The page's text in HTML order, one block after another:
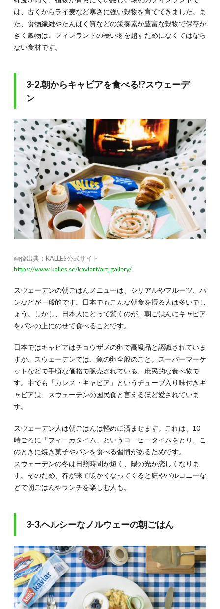
は、古くからライ麦など寒さに強い穀物を育ててきました。ま
た、食物繊維やたんぱく質などの栄養素が豊富な穀物で保存が
きく穀物は、フィンランドの長い冬を超すためになくてはなら
ない食材です。
3-2.朝からキャビアを食べる!?スウェーデ
ン
画像出典：KALLES公式サイト
https://www.kalles.se/kaviart/art_gallery/
スウェーデンの朝ごはんメニューは、シリアルやフルーツ、パ
ンなどが一般的です。日本でもこんな朝食を摂る人は多いでし
ょう。しかし、日本人にとって驚くのが、朝ごはんにキャビア
をパンの上にのせて食べることです。
日本ではキャビアはチョウザメの卵で高級品と認識されていま
すが、スウェーデンでは、魚の卵全般のこと。スーパーマーケ
ットなどで手頃な価格で販売されている、庶民的な食べ物で
す。中でも「カレス・キャビア」というチューブ入り味付きキ
ャビアは、スウェーデンの国民食と言えるほど愛されていま
す。
スウェーデン人は朝ごはんは軽めに済ませます。これは、10
時ごろに「フィーカタイム」というコーヒータイムをとり、こ
のときに焼き菓子やパンを食べる習慣があるためです。
スウェーデンの冬は日照時間が短く、陽の光が恋しくなりま
す。そのため、春が来て暖かくなってくると庭やバルコニーな
どで朝ごはんやランチを楽しむ人も。
3-3.ヘルシーなノルウェーの朝ごはん